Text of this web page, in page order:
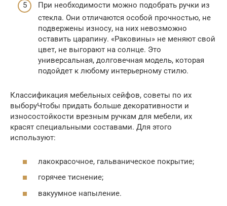
При необходимости можно подобрать ручки из
стекла. Они отличаются особой прочностью, не
подвержены износу, на них невозможно
оставить царапину. «Раковины» не меняют свой
цвет, не выгорают на солнце. Это
универсальная, долговечная модель, которая
подойдет к любому интерьерному стилю.
Классификация мебельных сейфов, советы по их
выборуЧтобы придать больше декоративности и
износостойкости врезным ручкам для мебели, их
красят специальными составами. Для этого
используют:
лакокрасочное, гальваническое покрытие;
горячее тиснение;
вакуумное напыление.